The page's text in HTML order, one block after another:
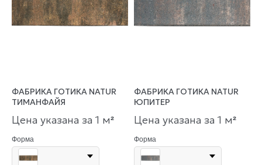
ФАБРИКА ГОТИКА NATUR
ТИМАНФАЙЯ
Цена указана за 1 м²
Форма
ФАБРИКА ГОТИКА NATUR
ЮПИТЕР
Цена указана за 1 м²
Форма